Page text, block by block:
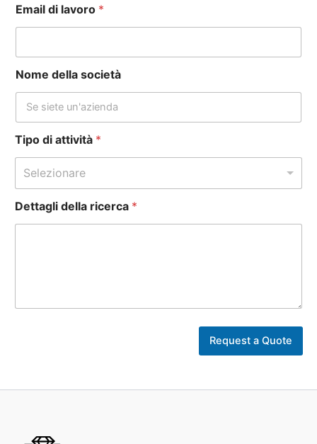
Email di lavoro *
Nome della società
Tipo di attività *
Selezionare
Dettagli della ricerca *
o
Request a Quote